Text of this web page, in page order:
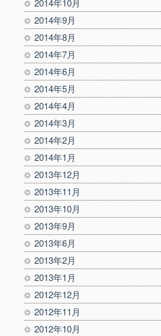
2014年10月
2014年9月
2014年8月
2014年7月
2014年6月
2014年5月
2014年4月
2014年3月
2014年2月
2014年1月
2013年12月
2013年11月
2013年10月
2013年9月
2013年6月
2013年2月
2013年1月
2012年12月
2012年11月
2012年10月